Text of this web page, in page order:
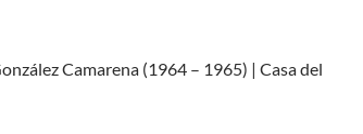
Camarena (1964 – 1965) | Casa del